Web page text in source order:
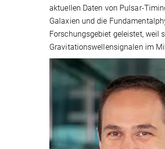
aktuellen Daten von Pulsar-
Galaxien und die
Forschungsgebiet geleistet, weil
Gravitationswellensignalen im